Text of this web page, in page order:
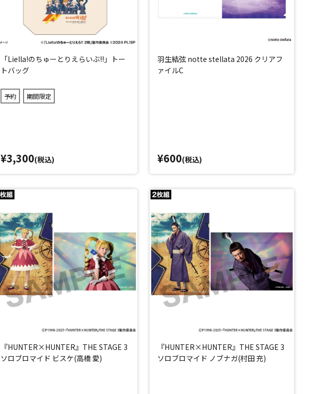
「Liella!のちゅーとりえらいぶ!!」トー
トバッグ
予約 期間限定
¥3,300(税込)
羽生結弦 notte stellata 2026 クリアフ
ァイルC
¥600(税込)
『HUNTER×HUNTER』THE STAGE 3
ソロブロマイド ビスケ(高橋 愛)
『HUNTER×HUNTER』THE STAGE 3
ソロブロマイド ノブナガ(村田 充)